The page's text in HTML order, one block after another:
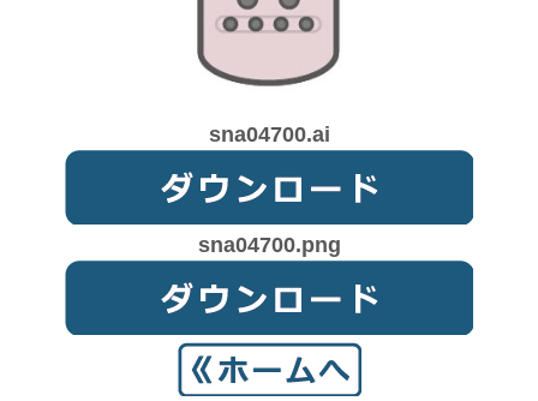
sna04700.ai
sna04700.png